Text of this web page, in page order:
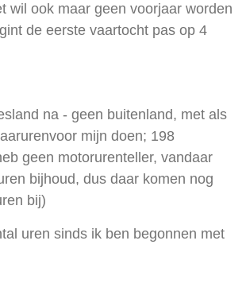
wil ook maar geen voorjaar worden
de eerste vaartocht pas op 4
na - geen buitenland, met als
mijn doen; 198
geen motorurenteller, vandaar
bijhoud, dus daar komen nog
bij)
uren sinds ik ben begonnen met